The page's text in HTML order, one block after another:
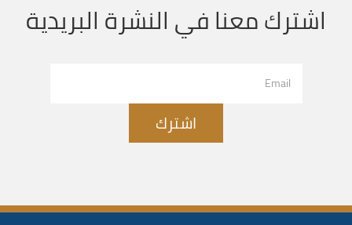
اشترك معنا في النشرة البريدية
اشترك